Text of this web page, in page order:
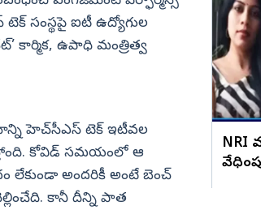
సంస్థపై ఐటీ ఉద్యోగుల
కార్మిక, ఉపాధి మంత్రిత్వ
హెచ్‌సీఎస్‌ టెక్‌ ఇటీవల
కోవిడ్‌ సమయంలో ఆ
లేకుండా అందరికీ అంటే బెంచ్‌
కానీ దీన్ని పాత
సంతకం ఫోర్జరీ 8 కాలేజీలు
NRI